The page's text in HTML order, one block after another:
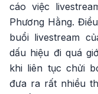
cáo việc
Phương Hằng.
buổi livestream
dấu hiệu đi quá
khi liên tục chửi
đưa ra rất nhiều